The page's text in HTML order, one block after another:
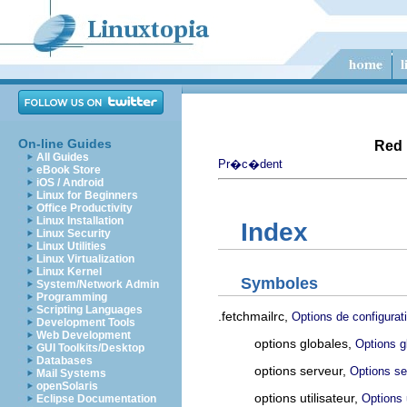
On-line Guides
All Guides
eBook Store
iOS / Android
Linux for Beginners
Office Productivity
Linux Installation
Linux Security
Linux Utilities
Linux Virtualization
Linux Kernel
System/Network Admin
Programming
Scripting Languages
Development Tools
Web Development
GUI Toolkits/Desktop
Databases
Mail Systems
openSolaris
Eclipse Documentation
Pr�c�dent
Index
Symboles
.fetchmailrc, Options de
options globales, Options
options serveur, Options
options utilisateur, Options